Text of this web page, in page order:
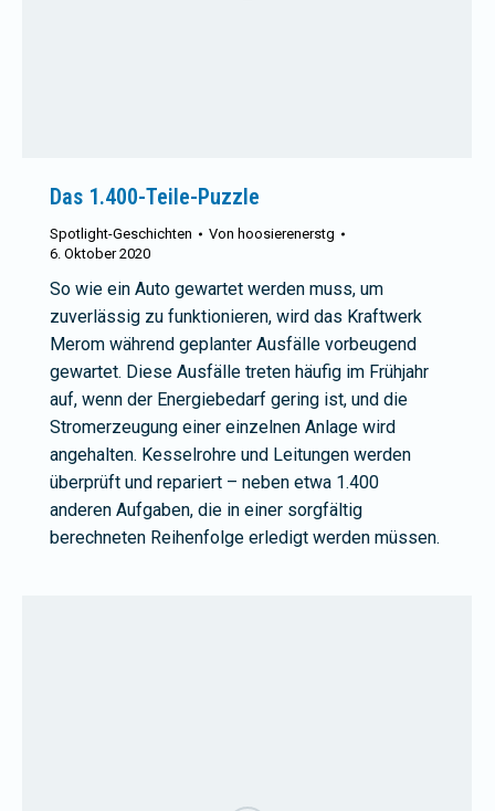
Das 1.400-Teile-Puzzle
Spotlight-Geschichten Von hoosierenerstg
6. Oktober 2020
So wie ein Auto gewartet werden muss, um
zuverlässig zu funktionieren, wird das Kraftwerk
Merom während geplanter Ausfälle vorbeugend
gewartet. Diese Ausfälle treten häufig im Frühjahr
auf, wenn der Energiebedarf gering ist, und die
Stromerzeugung einer einzelnen Anlage wird
angehalten. Kesselrohre und Leitungen werden
überprüft und repariert – neben etwa 1.400
anderen Aufgaben, die in einer sorgfältig
berechneten Reihenfolge erledigt werden müssen.